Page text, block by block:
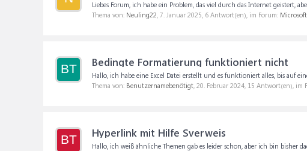
Liebes Forum, ich habe ein Problem, das viel durch das Internet geistert,
Thema von: Neuling22, 7. Januar 2025, 6 Antwort(en), im Forum:
BT Bedingte Formatierung funktioniert nicht
Hallo, ich habe eine Excel Datei erstellt und es funktioniert alles, bis auf
Thema von: Benutzernamebenötigt, 20. Februar 2024, 15 Antwort(en), im
BT Hyperlink mit Hilfe Sverweis
Hallo, ich weiß ähnliche Themen gab es leider schon, aber ich bin bisher